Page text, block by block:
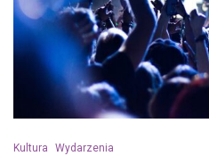
Kultura Wydarzenia